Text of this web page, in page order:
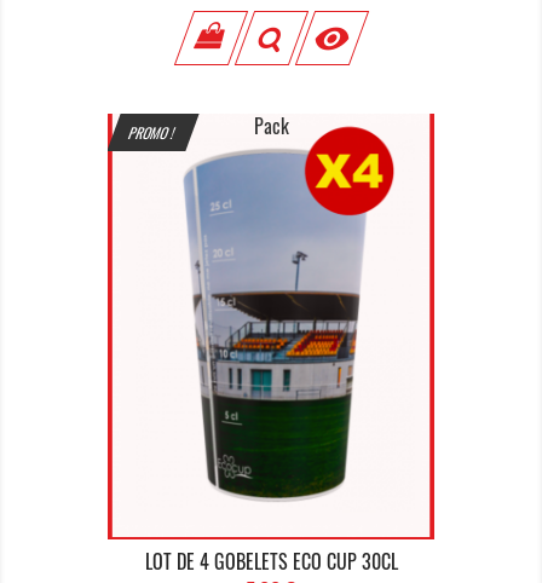

PROMO ! Pack
LOT DE 4 GOBELETS ECO CUP 30CL